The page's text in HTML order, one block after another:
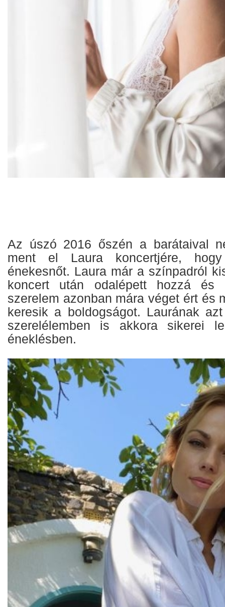
Az úszó 2016 őszén a barátaival
ment el Laura koncertjére,
énekesnőt. Laura már a színpadról
koncert után odalépett hozzá és
szerelem azonban mára véget ért és
keresik a boldogságot. Laurának
szerelélemben is akkora sikerei
éneklésben.